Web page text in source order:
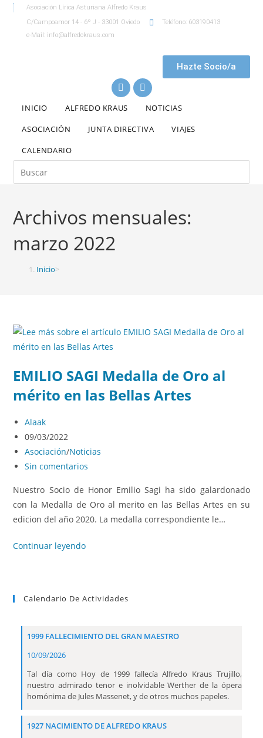
Asociación Lírica Asturiana Alfredo Kraus
C/Campoamor 14 - 6º J - 33001 Oviedo
Teléfono: 603190413
e-Mail: info@alfredokraus.com
Hazte Socio/a
INICIO ALFREDO KRAUS
NOTICIAS
ASOCIACIÓN
JUNTA DIRECTIVA
VIAJES
CALENDARIO
Archivos mensuales:
marzo 2022
Inicio>
EMILIO SAGI Medalla de Oro al
mérito en las Bellas Artes
Alaak
09/03/2022
Asociación/Noticias
Sin comentarios
Nuestro Socio de Honor Emilio Sagi ha sido galardonado
con la Medalla de Oro al merito en las Bellas Artes en su
edicion del año 2020. La medalla correspondiente le…
Continuar leyendo
Calendario De Actividades
1999 FALLECIMIENTO DEL GRAN MAESTRO
10/09/2026
Tal día como Hoy de 1999 fallecía Alfredo Kraus Trujillo,
nuestro admirado tenor e inolvidable Werther de la ópera
homónima de Jules Massenet, y de otros muchos papeles.
1927 NACIMIENTO DE ALFREDO KRAUS